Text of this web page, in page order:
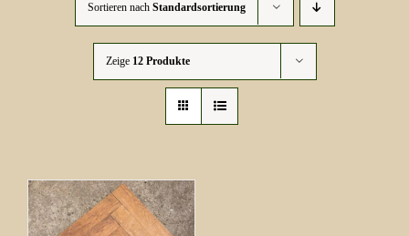
Sortieren nach Standardsortierung
Zeige 12 Produkte